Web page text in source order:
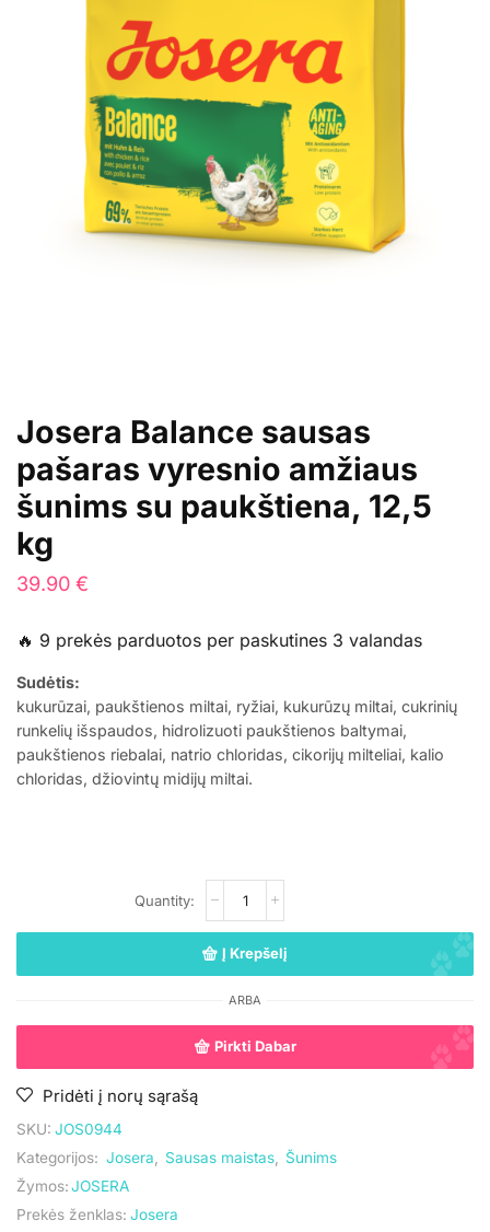
Josera Balance sausas
pašaras vyresnio amžiaus
šunims su paukštiena, 12,5
kg
39.90 €
🔥 9 prekės parduotos per paskutines 3 valandas
Sudėtis:
kukurūzai, paukštienos miltai, ryžiai, kukurūzų miltai, cukrinių
runkelių išspaudos, hidrolizuoti paukštienos baltymai,
paukštienos riebalai, natrio chloridas, cikorijų milteliai, kalio
chloridas, džiovintų midijų miltai.
Į Krepšelį
ARBA
Pirkti Dabar
Pridėti į norų sąrašą
SKU: JOS0944
Kategorijos: Josera Sausas maistas
Šunims
Žymos:JOSERA
Prekės ženklas: Josera